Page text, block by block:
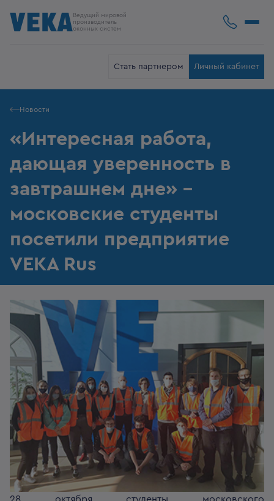
Ведущий мировой
производитель
оконных систем
Стать партнером Личный кабинет
Новости
«Интересная работа,
дающая уверенность в
завтрашнем дне» -
московские студенты
посетили предприятие
VEKA Rus